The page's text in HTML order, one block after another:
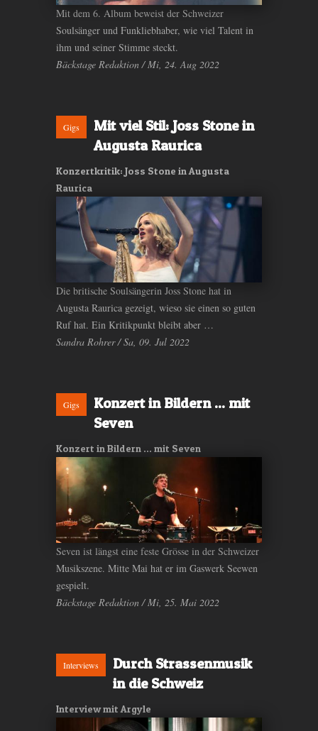
Mit dem 6. Album beweist der Schweizer
Soulsänger und Funkliebhaber, wie viel Talent in
ihm und seiner Stimme steckt.
Bäckstage Redaktion / Mi, 24. Aug 2022
Gigs
Mit viel Stil: Joss Stone in
Augusta Raurica
Konzertkritik: Joss Stone in Augusta
Raurica
Die britische Soulsängerin Joss Stone hat in
Augusta Raurica gezeigt, wieso sie einen so guten
Ruf hat. Ein Kritikpunkt bleibt aber …
Sandra Rohrer / Sa, 09. Jul 2022
Gigs
Konzert in Bildern ... mit
Seven
Konzert in Bildern ... mit Seven
Seven ist längst eine feste Grösse in der Schweizer
Musikszene. Mitte Mai hat er im Gaswerk Seewen
gespielt.
Bäckstage Redaktion / Mi, 25. Mai 2022
Interviews
Durch Strassenmusik
in die Schweiz
Interview mit Argyle